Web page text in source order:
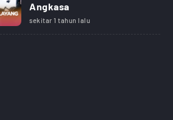
Angkasa
sekitar 1 tahun lalu